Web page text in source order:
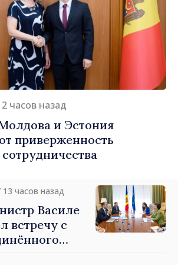
часов назад
и Эстония
приверженность
13 часов назад
Василе
встречу с